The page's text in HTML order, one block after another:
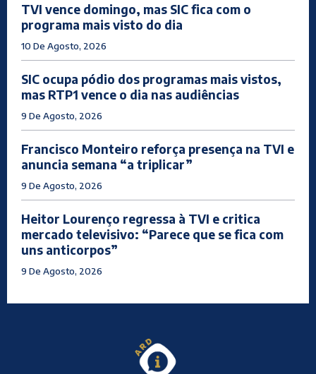
TVI vence domingo, mas SIC fica com o
programa mais visto do dia
10 De Agosto, 2026
SIC ocupa pódio dos programas mais vistos,
mas RTP1 vence o dia nas audiências
9 De Agosto, 2026
Francisco Monteiro reforça presença na TVI e
anuncia semana “a triplicar”
9 De Agosto, 2026
Heitor Lourenço regressa à TVI e critica
mercado televisivo: “Parece que se fica com
uns anticorpos”
9 De Agosto, 2026